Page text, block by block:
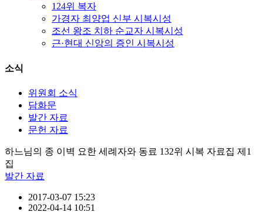
124위 복자
가경자 최양업 신부 시복시성
조선 왕조 치하 순교자 시복시성
근·현대 신앙의 증인 시복시성
소식
위원회 소식
담화문
발간 자료
문헌 자료
하느님의 종 이벽 요한 세례자와 동료 132위 시복 자료집 제1
집
발간 자료
2017-03-07 15:23
2022-04-14 10:51